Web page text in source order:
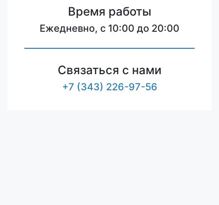
Время работы
Ежедневно, с 10:00 до 20:00
Связаться с нами
+7 (343) 226-97-56